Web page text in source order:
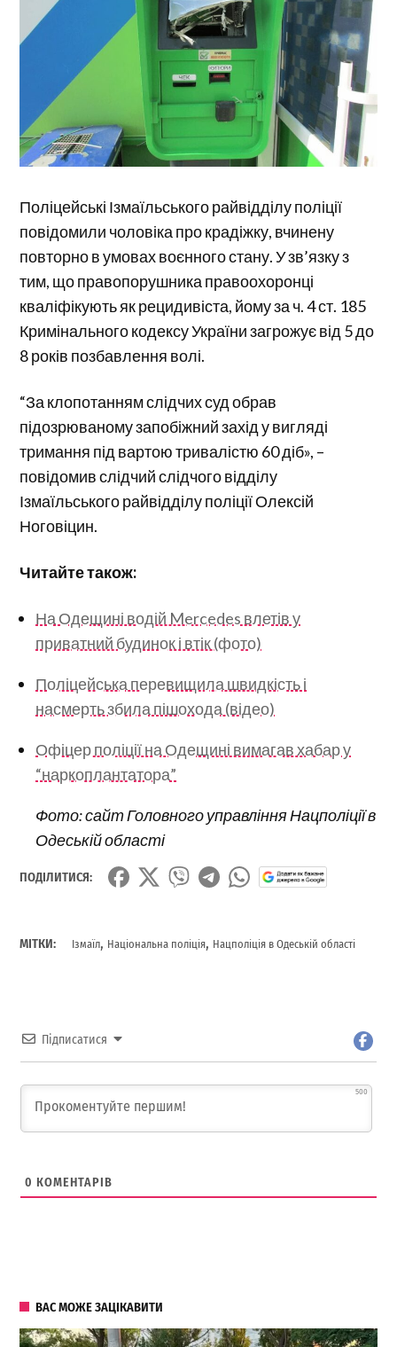
Поліцейські Ізмаїльського райвідділу поліції
повідомили чоловіка про крадіжку, вчинену
повторно в умовах воєнного стану. У зв’язку з
тим, що правопорушника правоохоронці
кваліфікують як рецидивіста, йому за ч. 4 ст. 185
Кримінального кодексу України загрожує від 5 до
8 років позбавлення волі.
“За клопотанням слідчих суд обрав
підозрюваному запобіжний захід у вигляді
тримання під вартою тривалістю 60 діб», –
повідомив слідчий слідчого відділу
Ізмаїльського райвідділу поліції Олексій
Ноговіцин.
Читайте також:
На Одещині водій Mercedes влетів у
приватний будинок і втік (фото)
Поліцейська перевищила швидкість і
насмерть збила пішохода (відео)
Офіцер поліції на Одещині вимагав хабар у
“наркоплантатора”
Фото: сайт Головного управління Нацполіції в
Одеській області
ПОДІЛИТИСЯ:
МІТКИ: Ізмаїл, Національна поліція, Нацполіція в Одеській області
Підписатися
500
0 КОМЕНТАРІВ
ВАС МОЖЕ ЗАЦІКАВИТИ